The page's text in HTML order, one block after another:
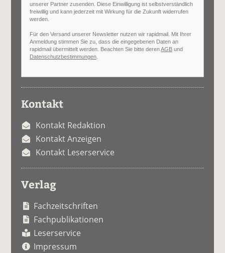
unserer Partner zusenden. Diese Einwilligung ist selbstverständlich
freiwillig und kann jederzeit mit Wirkung für die Zukunft widerrufen
werden.
Für den Versand unserer Newsletter nutzen wir rapidmail. Mit Ihrer
Anmeldung stimmen Sie zu, dass die eingegebenen Daten an
rapidmail übermittelt werden. Beachten Sie bitte derenAGB und
Datenschutzbestimmungen
Kontakt
Kontakt Redaktion
Kontakt Anzeigen
Kontakt Leserservice
Verlag
Fachzeitschriften
Fachpublikationen
Leserservice
Impressum